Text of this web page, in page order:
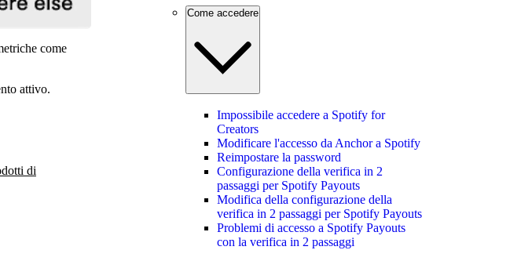
come
attivo.
di
Come accedere
Impossibile accedere a Spotify for
Creators
Modificare l'accesso da Anchor a Spotify
Reimpostare la password
Configurazione della verifica in 2
passaggi per Spotify Payouts
Modifica della configurazione della
verifica in 2 passaggi per Spotify Payouts
Problemi di accesso a Spotify Payouts
con la verifica in 2 passaggi